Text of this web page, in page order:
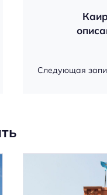
Следующая